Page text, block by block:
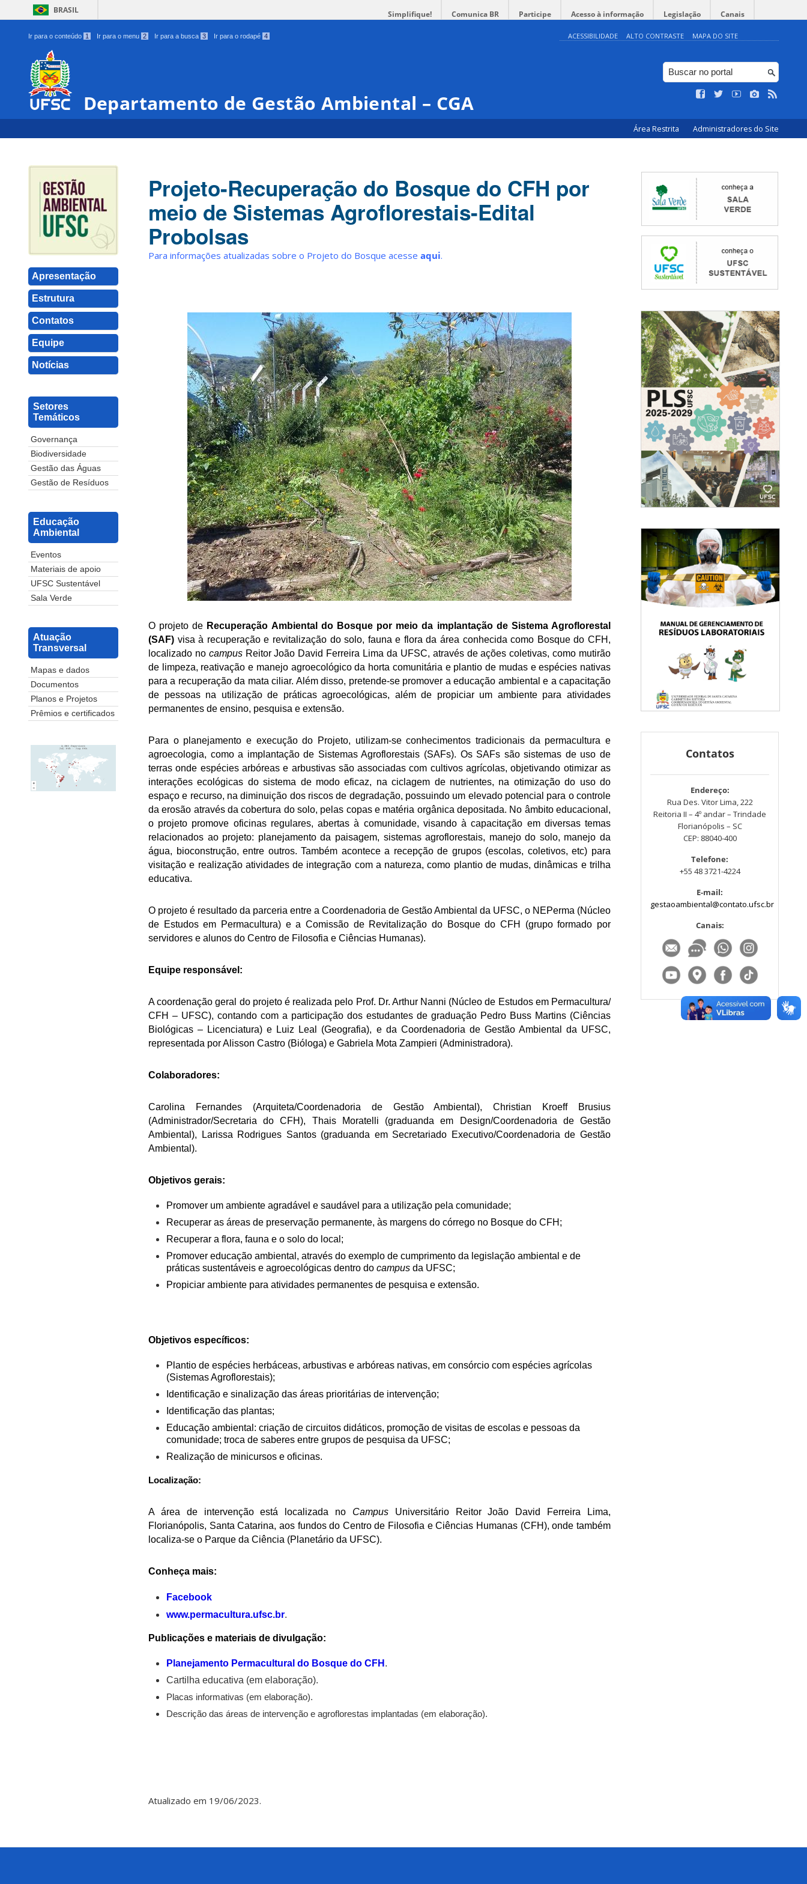
BRASIL Simplifique! Comunica BR Participe Acesso à informação Legislação Canais
Ir para o conteúdo 1 Ir para o menu 2 Ir para a busca 3 Ir para o rodapé 4 ACESSIBILIDADE ALTO CONTRASTE MAPA DO SITE
Departamento de Gestão Ambiental – CGA
Área Restrita Administradores do Site
Apresentação
Estrutura
Contatos
Equipe
Notícias
Setores
Temáticos
Governança
Biodiversidade
Gestão das Águas
Gestão de Resíduos
Educação
Ambiental
Eventos
Materiais de apoio
UFSC Sustentável
Sala Verde
Atuação
Transversal
Mapas e dados
Documentos
Planos e Projetos
Prêmios e certificados
Projeto-Recuperação do Bosque do CFH por
meio de Sistemas Agroflorestais-Edital
Probolsas
Para informações atualizadas sobre o Projeto do Bosque acesse aqui.
O projeto de Recuperação Ambiental do Bosque por meio da implantação de Sistema Agroflorestal
(SAF) visa à recuperação e revitalização do solo, fauna e flora da área conhecida como Bosque do CFH,
localizado no campusReitor João David Ferreira Lima da UFSC, através de ações coletivas, como mutirão
de limpeza, reativação e manejo agroecológico da horta comunitária e plantio de mudas e espécies nativas
para a recuperação da mata ciliar. Além disso, pretende-se promover a educação ambiental e a capacitação
de pessoas na utilização de práticas agroecológicas, além de propiciar um ambiente para atividades
permanentes de ensino, pesquisa e extensão.
Para o planejamento e execução do Projeto, utilizam-se conhecimentos tradicionais da permacultura e
agroecologia, como a implantação de Sistemas Agroflorestais (SAFs). Os SAFs são sistemas de uso de
terras onde espécies arbóreas e arbustivas são associadas com cultivos agrícolas, objetivando otimizar as
interações ecológicas do sistema de modo eficaz, na ciclagem de nutrientes, na otimização do uso do
espaço e recurso, na diminuição dos riscos de degradação, possuindo um elevado potencial para o controle
da erosão através da cobertura do solo, pelas copas e matéria orgânica depositada. No âmbito educacional,
o projeto promove oficinas regulares, abertas à comunidade, visando à capacitação em diversas temas
relacionados ao projeto: planejamento da paisagem, sistemas agroflorestais, manejo do solo, manejo da
água, bioconstrução, entre outros. Também acontece a recepção de grupos (escolas, coletivos, etc) para
visitação e realização atividades de integração com a natureza, como plantio de mudas, dinâmicas e trilha
educativa.
O projeto é resultado da parceria entre a Coordenadoria de Gestão Ambiental da UFSC, o NEPerma (Núcleo
de Estudos em Permacultura) e a Comissão de Revitalização do Bosque do CFH (grupo formado por
servidores e alunos do Centro de Filosofia e Ciências Humanas).
Equipe responsável:
A coordenação geral do projeto é realizada pelo Prof. Dr. Arthur Nanni (Núcleo de Estudos em Permacultura/
CFH – UFSC), contando com a participação dos estudantes de graduação Pedro Buss Martins (Ciências
Biológicas – Licenciatura) e Luiz Leal (Geografia), e da Coordenadoria de Gestão Ambiental da UFSC,
representada por Alisson Castro (Bióloga) e Gabriela Mota Zampieri (Administradora).
Colaboradores:
Carolina Fernandes (Arquiteta/Coordenadoria de Gestão Ambiental), Christian Kroeff Brusius
(Administrador/Secretaria do CFH), Thais Moratelli (graduanda em Design/Coordenadoria de Gestão
Ambiental), Larissa Rodrigues Santos (graduanda em Secretariado Executivo/Coordenadoria de Gestão
Ambiental).
Objetivos gerais:
Promover um ambiente agradável e saudável para a utilização pela comunidade;
Recuperar as áreas de preservação permanente, às margens do córrego no Bosque do CFH;
Recuperar a flora, fauna e o solo do local;
Promover educação ambiental, através do exemplo de cumprimento da legislação ambiental e de
práticas sustentáveis e agroecológicas dentro do campus da UFSC;
Propiciar ambiente para atividades permanentes de pesquisa e extensão.
Objetivos específicos:
Plantio de espécies herbáceas, arbustivas e arbóreas nativas, em consórcio com espécies agrícolas
(Sistemas Agroflorestais);
Identificação e sinalização das áreas prioritárias de intervenção;
Identificação das plantas;
Educação ambiental: criação de circuitos didáticos, promoção de visitas de escolas e pessoas da
comunidade; troca de saberes entre grupos de pesquisa da UFSC;
Realização de minicursos e oficinas.
Localização:
Aárea de intervenção está localizada no CampusUniversitário Reitor João David Ferreira Lima,
Florianópolis, Santa Catarina, aos fundos do Centro de Filosofia e Ciências Humanas (CFH), onde também
localiza-se o Parque da Ciência (Planetário da UFSC).
Conheça mais:
Facebook
www.permacultura.ufsc.br.
Publicações e materiais de divulgação:
Planejamento Permacultural do Bosque do CFH .
Cartilha educativa (em elaboração).
Placas informativas (em elaboração).
Descrição das áreas de intervenção e agroflorestas implantadas (em elaboração).
Atualizado em 19/06/2023.
Contatos
Endereço:
Rua Des. Vitor Lima, 222
Reitoria II – 4º andar – Trindade
Florianópolis – SC
CEP: 88040-400
Telefone:
+55 48 3721-4224
E-mail:
gestaoambiental@contato.ufsc.br
Canais: